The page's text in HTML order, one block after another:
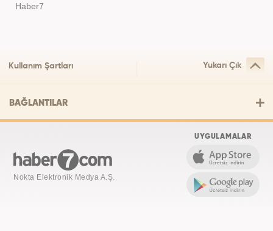
Haber7
Kullanım Şartları Yukarı Çık
BAĞLANTILAR
Nokta Elektronik Medya A.Ş.
UYGULAMALAR